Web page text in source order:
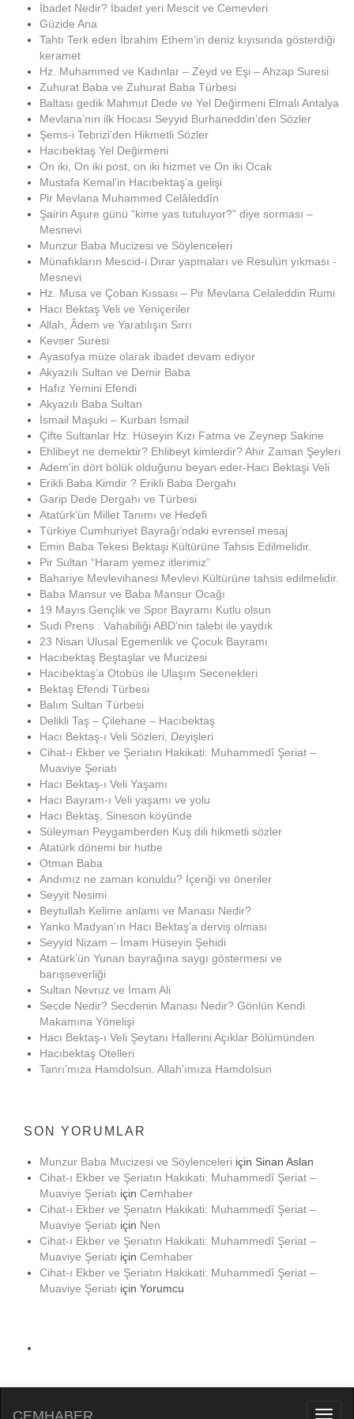
İbadet Nedir? İbadet yeri Mescit ve Cemevleri
Güzide Ana
Tahtı Terk eden İbrahim Ethem’in deniz kıyısında gösterdiği
keramet
Hz. Muhammed ve Kadınlar – Zeyd ve Eşi – Ahzap Suresi
Zuhurat Baba ve Zuhurat Baba Türbesi
Baltası gedik Mahmut Dede ve Yel Değirmeni Elmalı Antalya
Mevlana’nın ilk Hocası Seyyid Burhaneddin’den Sözler
Şems-i Tebrizi’den Hikmetli Sözler
Hacıbektaş Yel Değirmeni
On iki, On iki post, on iki hizmet ve On iki Ocak
Mustafa Kemal’in Hacıbektaş’a gelişi
Pir Mevlana Muhammed Celâleddîn
Şairin Aşure günü “kime yas tutuluyor?” diye sorması –
Mesnevi
Munzur Baba Mucizesi ve Söylenceleri
Münafıkların Mescid-i Dırar yapmaları ve Resulün yıkması -
Mesnevi
Hz. Musa ve Çoban Kıssası – Pir Mevlana Celaleddin Rumi
Hacı Bektaş Veli ve Yeniçeriler
Allah, Âdem ve Yaratılışın Sırrı
Kevser Suresi
Ayasofya müze olarak ibadet devam ediyor
Akyazılı Sultan ve Demir Baba
Hafız Yemini Efendi
Akyazılı Baba Sultan
İsmail Maşuki – Kurban İsmail
Çifte Sultanlar Hz. Hüseyin Kızı Fatma ve Zeynep Sakine
Ehlibeyt ne demektir? Ehlibeyt kimlerdir? Ahir Zaman Şeyleri
Adem’in dört bölük olduğunu beyan eder-Hacı Bektaşi Veli
Erikli Baba Kimdir ? Erikli Baba Dergahı
Garip Dede Dergahı ve Türbesi
Atatürk’ün Millet Tanımı ve Hedefi
Türkiye Cumhuriyet Bayrağı’ndaki evrensel mesaj
Emin Baba Tekesi Bektaşi Kültürüne Tahsis Edilmelidir.
Pir Sultan “Haram yemez itlerimiz”
Bahariye Mevlevihanesi Mevlevi Kültürüne tahsis edilmelidir.
Baba Mansur ve Baba Mansur Ocağı
19 Mayıs Gençlik ve Spor Bayramı Kutlu olsun
Sudi Prens : Vahabiliği ABD’nin talebi ile yaydık
23 Nisan Ulusal Egemenlik ve Çocuk Bayramı
Hacıbektaş Beştaşlar ve Mucizesi
Hacıbektaş’a Otobüs ile Ulaşım Secenekleri
Bektaş Efendi Türbesi
Balım Sultan Türbesi
Delikli Taş – Çilehane – Hacıbektaş
Hacı Bektaş-ı Veli Sözleri, Deyişleri
Cihat-ı Ekber ve Şeriatın Hakikati: Muhammedî Şeriat –
Muaviye Şeriatı
Hacı Bektaş-ı Veli Yaşamı
Hacı Bayram-ı Veli yaşamı ve yolu
Hacı Bektaş, Sineson köyünde
Süleyman Peygamberden Kuş dili hikmetli sözler
Atatürk dönemi bir hutbe
Otman Baba
Andımız ne zaman konuldu? İçeriği ve öneriler
Seyyit Nesimi
Beytullah Kelime anlamı ve Manası Nedir?
Yanko Madyan’ın Hacı Bektaş’a derviş olması
Seyyid Nizam – İmam Hüseyin Şehidi
Atatürk’ün Yunan bayrağına saygı göstermesi ve
barışseverliği
Sultan Nevruz ve İmam Ali
Secde Nedir? Secdenin Manası Nedir? Gönlün Kendi
Makamına Yönelişi
Hacı Bektaş-ı Veli Şeytanı Hallerini Açıklar Bölümünden
Hacıbektaş Otelleri
Tanrı’mıza Hamdolsun. Allah’ımıza Hamdolsun
SON YORUMLAR
Munzur Baba Mucizesi ve Söylenceleri için Sinan Aslan
Cihat-ı Ekber ve Şeriatın Hakikati: Muhammedî Şeriat –
Muaviye Şeriatı için Cemhaber
Cihat-ı Ekber ve Şeriatın Hakikati: Muhammedî Şeriat –
Muaviye Şeriatı için Nen
Cihat-ı Ekber ve Şeriatın Hakikati: Muhammedî Şeriat –
Muaviye Şeriatı için Cemhaber
Cihat-ı Ekber ve Şeriatın Hakikati: Muhammedî Şeriat –
Muaviye Şeriatı için Yorumcu